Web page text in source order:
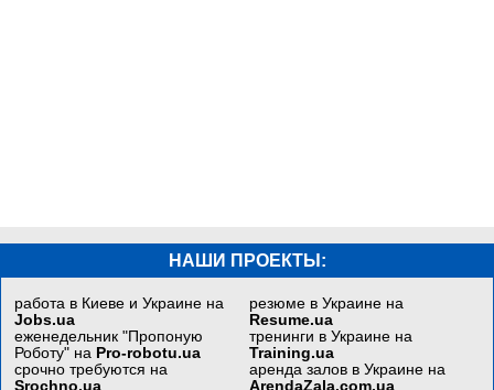
НАШИ ПРОЕКТЫ:
работа в Киеве и Украине на
Jobs.ua
еженедельник "Пропоную
Роботу" на Pro-robotu.ua
срочно требуются на
Srochno.ua
резюме в Украине на
Resume.ua
тренинги в Украине на
Training.ua
аренда залов в Украине на
ArendaZala.com.ua